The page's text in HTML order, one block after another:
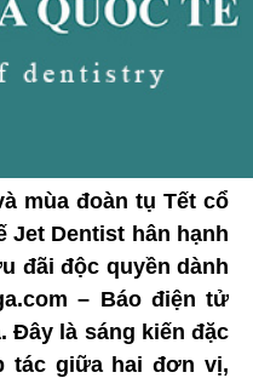
mùa đoàn tụ Tết cổ
Jet Dentist hân hạnh
đãi độc quyền dành
– Báo điện tử
Đây là sáng kiến đặc
tác giữa hai đơn vị,